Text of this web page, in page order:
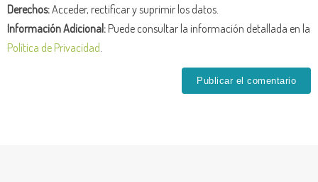
Derechos:Acceder, rectificar y suprimir los datos.
Información Adicional:Puede consultar la información detallada en la
Política de Privacidad